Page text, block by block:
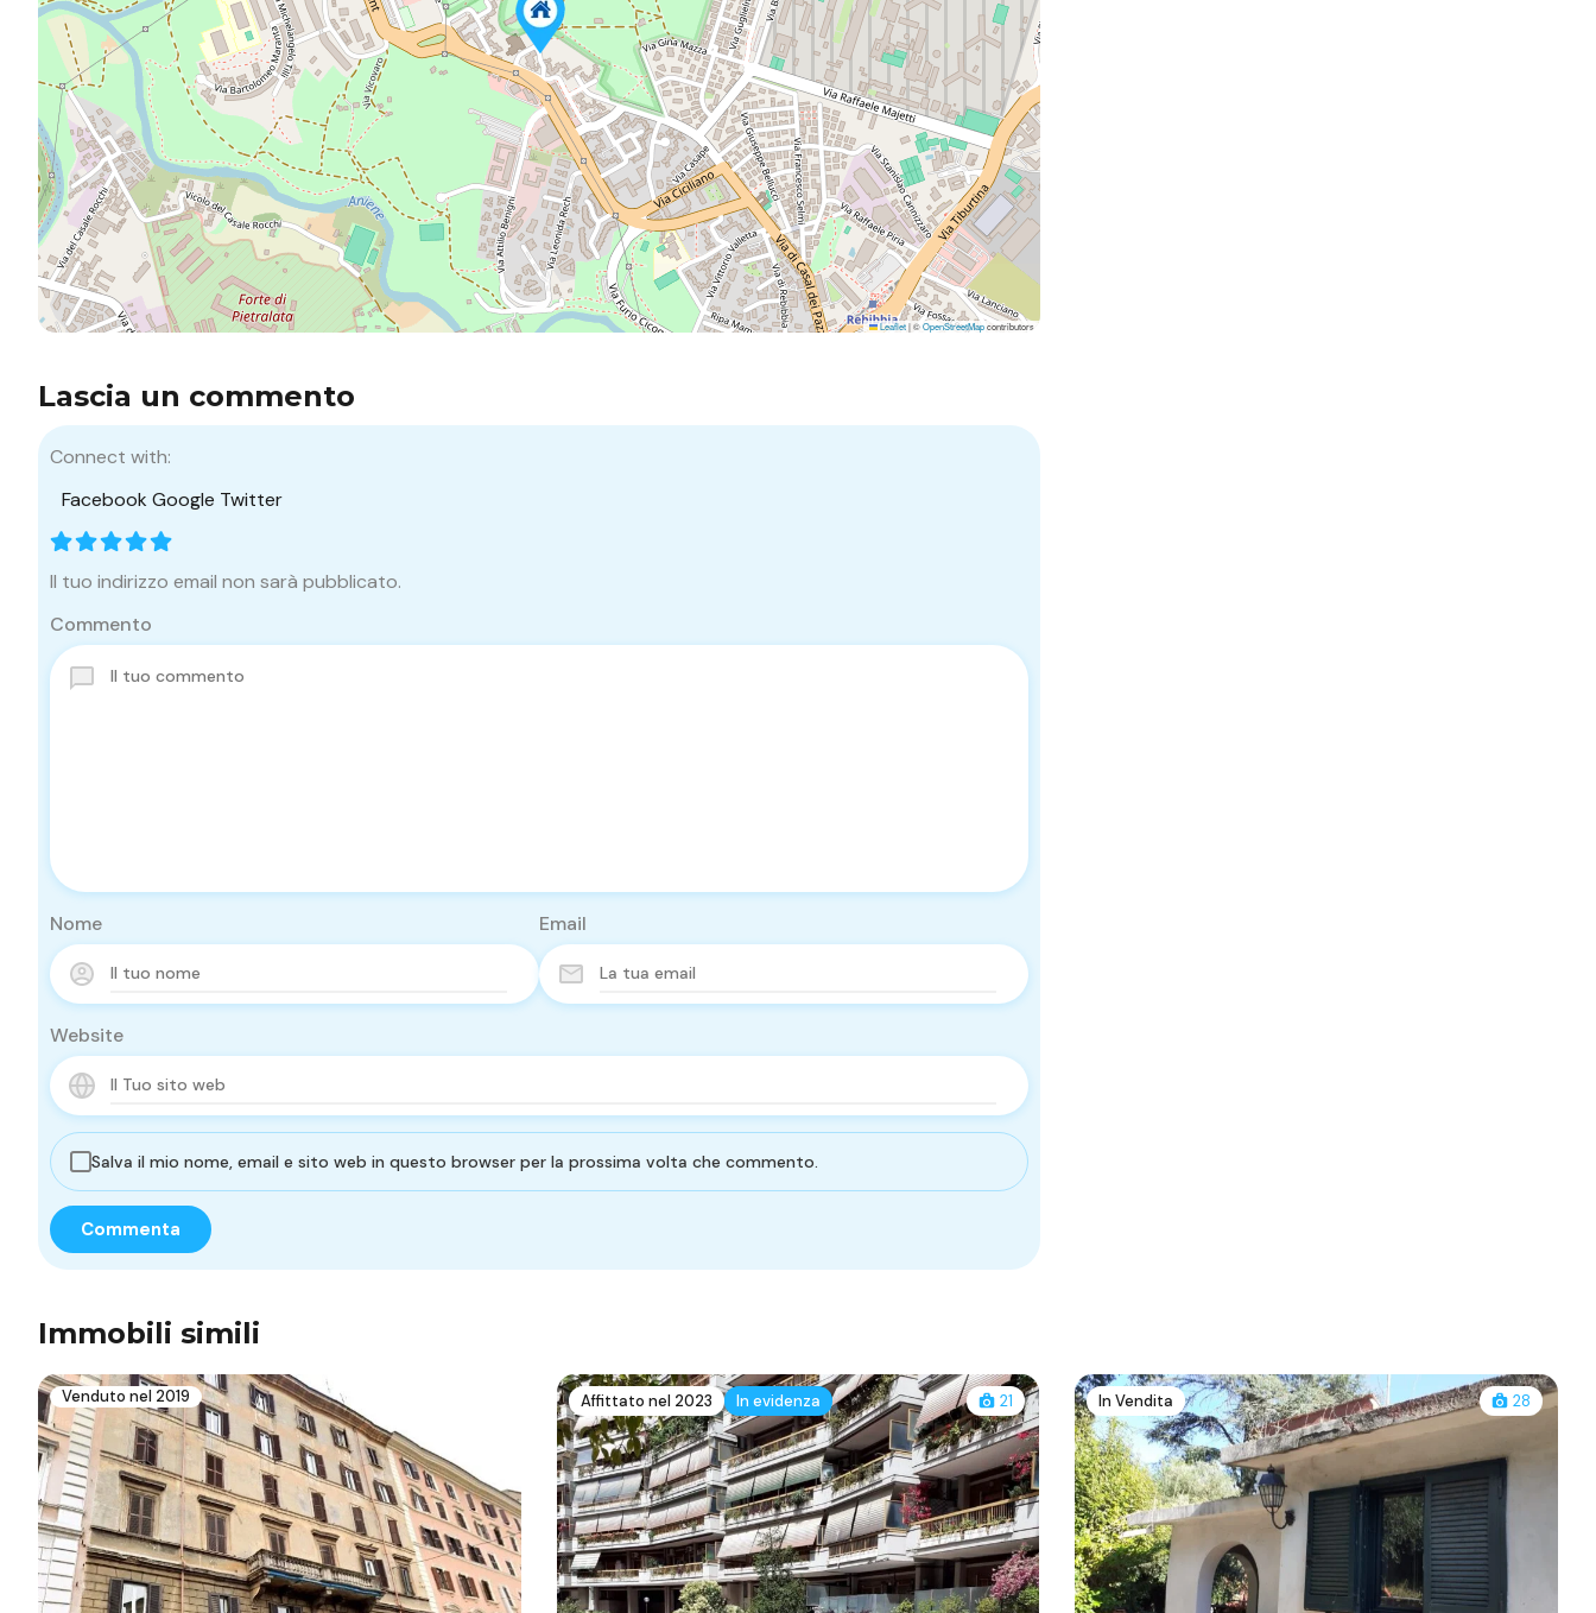
Leaflet |©OpenStreetMapcontributors
Lascia un commento
Connect with:
Facebook Google Twitter
Il tuo indirizzo email non sarà pubblicato.
Commento
Nome Email
Website
Salva il mio nome, email e sito web in questo browser per la prossima volta che commento.
Immobili simili
Venduto nel 2019 Affittato nel 2023 In evidenza 21 In Vendita 28